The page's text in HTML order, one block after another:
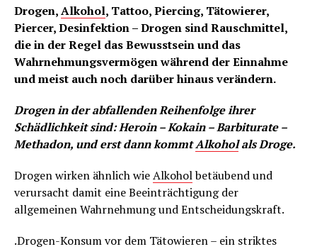
Drogen,Alkohol, Tattoo, Piercing, Tätowierer,
Piercer, Desinfektion – Drogen sind Rauschmittel,
die in der Regel das Bewusstsein und das
Wahrnehmungsvermögen während der Einnahme
und meist auch noch darüber hinaus verändern.
Drogen in der abfallenden Reihenfolge ihrer
Schädlichkeit sind: Heroin – Kokain – Barbiturate –
Methadon, und erst dann kommtAlkoholals Droge.
Drogen wirken ähnlich wieAlkoholbetäubend und
verursacht damit eine Beeinträchtigung der
allgemeinen Wahrnehmung und Entscheidungskraft.
.Drogen-Konsum vor dem Tätowieren – ein striktes